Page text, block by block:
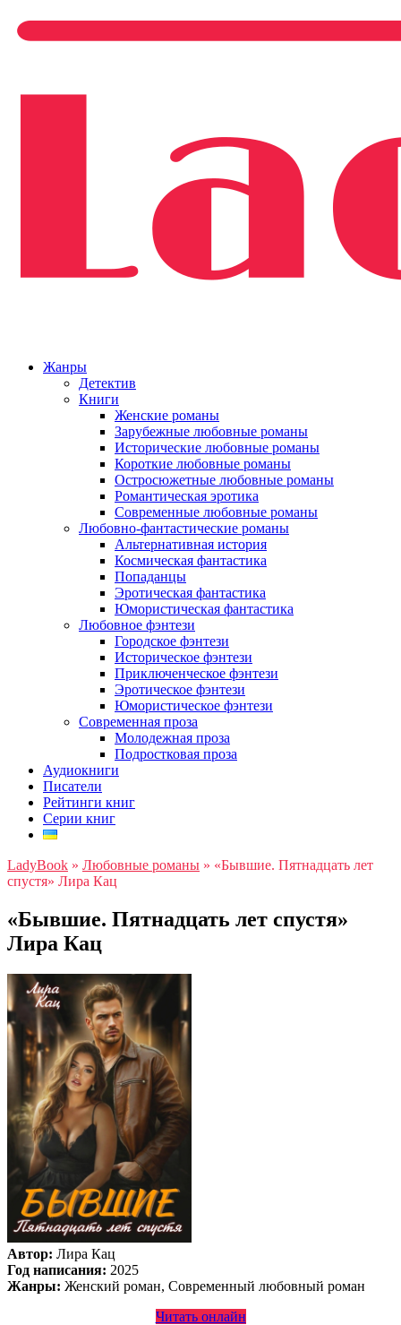
Жанры
Детектив
Книги
Женские романы
Зарубежные любовные романы
Исторические любовные романы
Короткие любовные романы
Остросюжетные любовные романы
Романтическая эротика
Современные любовные романы
Любовно-фантастические романы
Альтернативная история
Космическая фантастика
Попаданцы
Эротическая фантастика
Юмористическая фантастика
Любовное фэнтези
Городское фэнтези
Историческое фэнтези
Приключенческое фэнтези
Эротическое фэнтези
Юмористическое фэнтези
Современная проза
Молодежная проза
Подростковая проза
Аудиокниги
Писатели
Рейтинги книг
Серии книг
LadyBook » Любовные романы » «Бывшие. Пятнадцать лет
спустя» Лира Кац
«Бывшие. Пятнадцать лет спустя»
Лира Кац
Автор: Лира Кац
Год написания: 2025
Жанры: Женский роман, Современный любовный роман
Читать онлайн